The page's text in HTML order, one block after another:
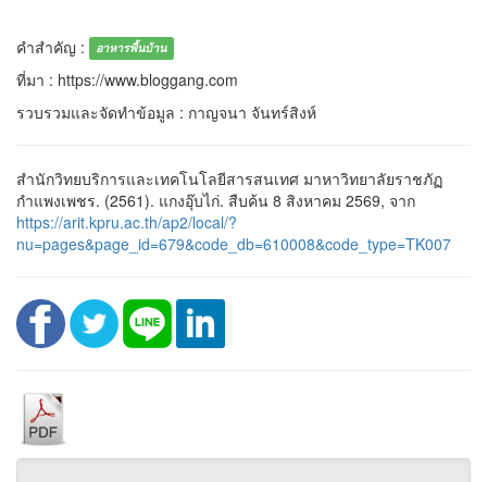
คำสำคัญ : อาหารพื้นบ้าน
ที่มา : https://www.bloggang.com
รวบรวมและจัดทำข้อมูล : กาญจนา จันทร์สิงห์
สำนักวิทยบริการและเทคโนโลยีสารสนเทศ มาหาวิทยาลัยราชภัฏ
กำแพงเพชร. (2561). แกงอุ๊บไก่. สืบค้น 8 สิงหาคม 2569, จาก
https://arit.kpru.ac.th/ap2/local/?
nu=pages&page_id=679&code_db=610008&code_type=TK007